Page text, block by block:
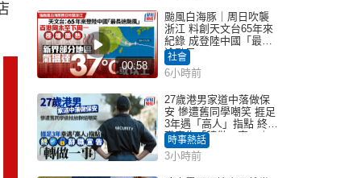
00:58
颱風白海豚｜周日吹襲
浙江 料創天文台65年來
紀錄 成登陸中國「最長
途颱風」
社會
6小時前
27歲港男家道中落做保
安 慘遭舊同學嘲笑 捱足
3年遇「高人」指點 終辭
職宣告「轉做一事」｜
Juicy叮
時事熱話
3小時前